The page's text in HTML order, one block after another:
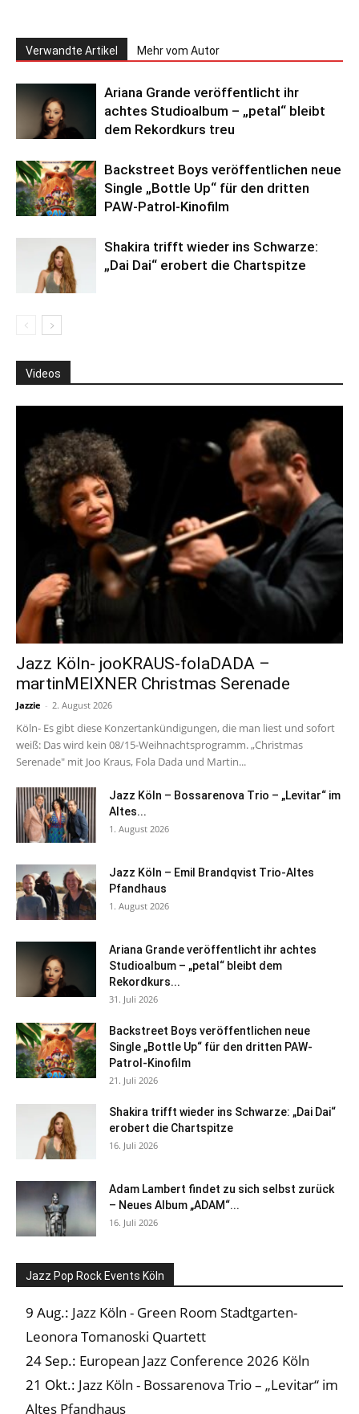
Verwandte Artikel Mehr vom Autor
Ariana Grande veröffentlicht ihr
achtes Studioalbum – „petal“ bleibt
dem Rekordkurs treu
Backstreet Boys veröffentlichen neue
Single „Bottle Up“ für den dritten
PAW-Patrol-Kinofilm
Shakira trifft wieder ins Schwarze:
„Dai Dai“ erobert die Chartspitze
Videos
Jazz Köln- jooKRAUS-folaDADA –
martinMEIXNER Christmas Serenade
Jazzie - 2. August 2026
Köln- Es gibt diese Konzertankündigungen, die man liest und sofort
weiß: Das wird kein 08/15-Weihnachtsprogramm. „Christmas
Serenade" mit Joo Kraus, Fola Dada und Martin...
Jazz Köln – Bossarenova Trio – „Levitar“ im
Altes...
1. August 2026
Jazz Köln – Emil Brandqvist Trio-Altes
Pfandhaus
1. August 2026
Ariana Grande veröffentlicht ihr achtes
Studioalbum – „petal“ bleibt dem
Rekordkurs...
31. Juli 2026
Backstreet Boys veröffentlichen neue
Single „Bottle Up“ für den dritten PAW-
Patrol-Kinofilm
21. Juli 2026
Shakira trifft wieder ins Schwarze: „Dai Dai“
erobert die Chartspitze
16. Juli 2026
Adam Lambert findet zu sich selbst zurück
– Neues Album „ADAM“...
16. Juli 2026
Jazz Pop Rock Events Köln
9 Aug.: Jazz Köln - Green Room Stadtgarten-
Leonora Tomanoski Quartett
24 Sep.: European Jazz Conference 2026 Köln
21 Okt.: Jazz Köln - Bossarenova Trio – „Levitar“ im
Altes Pfandhaus